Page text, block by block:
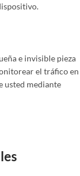
e invisible pieza
el tráfico en
usted mediante